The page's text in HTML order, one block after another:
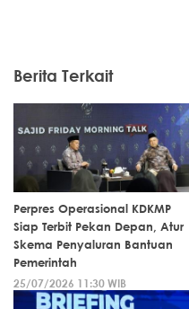
Berita Terkait
Perpres Operasional KDKMP
Siap Terbit Pekan Depan, Atur
Skema Penyaluran Bantuan
Pemerintah
25/07/2026 11:30 WIB